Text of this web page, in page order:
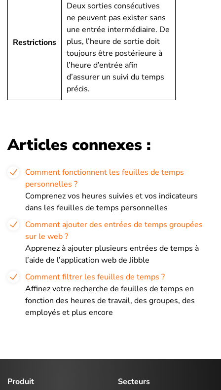
Restrictions
Deux sorties consécutives
ne peuvent pas exister sans
une entrée intermédiaire. De
plus, l’heure de sortie doit
toujours être postérieure à
l’heure d’entrée afin
d’assurer un suivi du temps
précis.
Articles connexes :
Comment fonctionnent les feuilles de temps
personnelles ?
Comprenez vos heures suivies et vos indicateurs
dans les feuilles de temps personnelles
Comment ajouter des entrées de temps groupées
sur le web ?
Apprenez à ajouter plusieurs entrées de temps à
l’aide de l’application web de Jibble
Comment filtrer les feuilles de temps ?
Affinez votre recherche de feuilles de temps en
fonction des heures de travail, des groupes, des
employés et plus encore
Produit
Secteurs